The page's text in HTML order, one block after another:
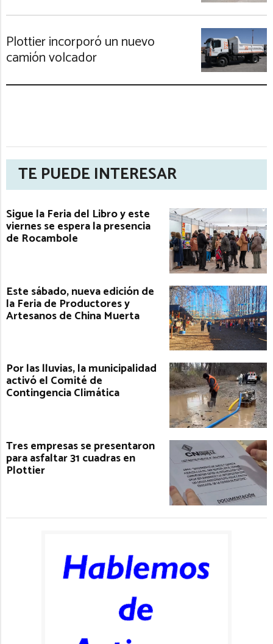
Plottier incorporó un nuevo
camión volcador
TE PUEDE INTERESAR
Sigue la Feria del Libro y este
viernes se espera la presencia
de Rocambole
Este sábado, nueva edición de
la Feria de Productores y
Artesanos de China Muerta
Por las lluvias, la municipalidad
activó el Comité de
Contingencia Climática
Tres empresas se presentaron
para asfaltar 31 cuadras en
Plottier